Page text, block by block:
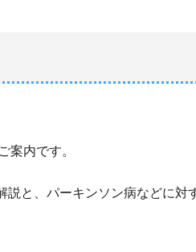
案内です。
説と、パーキンソン病などに対